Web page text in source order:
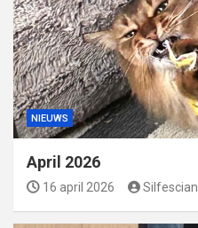
NIEUWS
April 2026
16 april 2026 Silfescian